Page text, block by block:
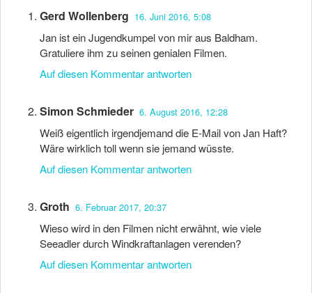
Gerd Wollenberg 16. Juni 2016, 5:08
Jan ist ein Jugendkumpel von mir aus Baldham.
Gratuliere ihm zu seinen genialen Filmen.
Auf diesen Kommentar antworten
Simon Schmieder 6. August 2016, 12:28
Weiß eigentlich irgendjemand die E-Mail von Jan Haft?
Wäre wirklich toll wenn sie jemand wüsste.
Auf diesen Kommentar antworten
Groth 6. Februar 2017, 20:37
Wieso wird in den Filmen nicht erwähnt, wie viele
Seeadler durch Windkraftanlagen verenden?
Auf diesen Kommentar antworten